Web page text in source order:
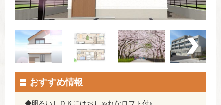
おすすめ情報
◆明るいＬＤＫにはおしゃれなロフト付♪